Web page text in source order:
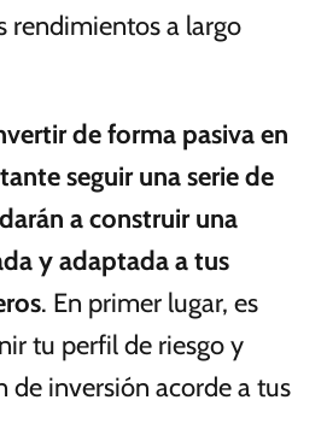
rendimientos a largo
de forma pasiva en
seguir una serie de
a construir una
y adaptada a tus
. En primer lugar, es
tu perfil de riesgo y
de inversión acorde a tus